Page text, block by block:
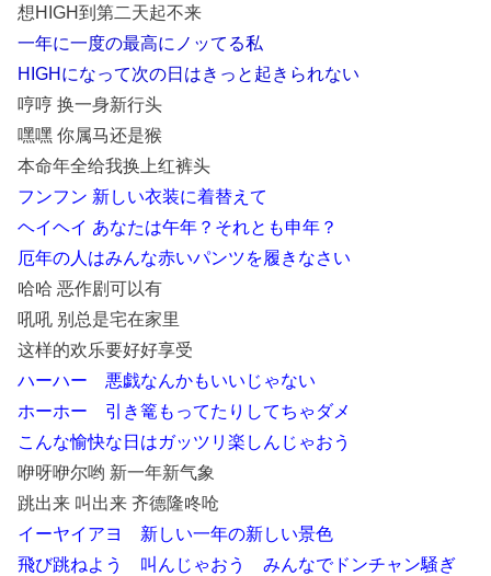
想HIGH到第二天起不来
一年に一度の最高にノッてる私
HIGHになって次の日はきっと起きられない
哼哼 换一身新行头
嘿嘿 你属马还是猴
本命年全给我换上红裤头
フンフン 新しい衣装に着替えて
ヘイヘイ あなたは午年？それとも申年？
厄年の人はみんな赤いパンツを履きなさい
哈哈 恶作剧可以有
吼吼 别总是宅在家里
这样的欢乐要好好享受
ハーハー 悪戯なんかもいいじゃない
ホーホー 引き篭もってたりしてちゃダメ
こんな愉快な日はガッツリ楽しんじゃおう
咿呀咿尔哟 新一年新气象
跳出来 叫出来 齐德隆咚呛
イーヤイアヨ 新しい一年の新しい景色
飛び跳ねよう 叫んじゃおう みんなでドンチャン騒ぎ